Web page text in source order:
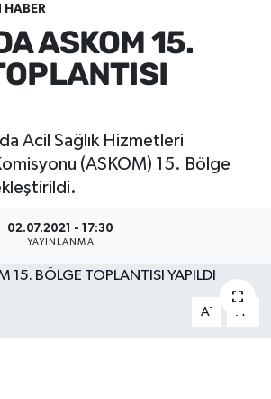
HABER
ASKOM 15.
Acil Sağlık Hizmetleri
(ASKOM) 15. Bölge
02.07.2021 - 17:30
YAYINLANMA
A- A